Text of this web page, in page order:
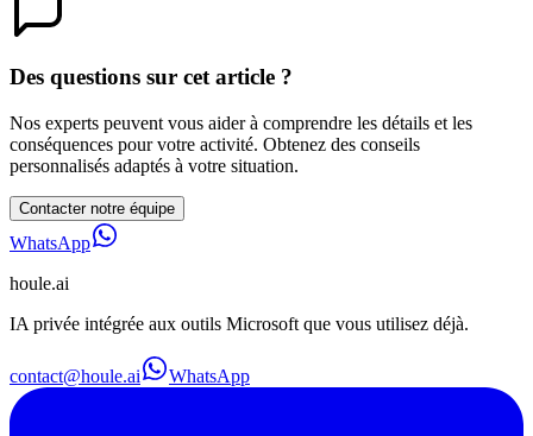
Des questions sur cet article ?
Nos experts peuvent vous aider à comprendre les détails et les
conséquences pour votre activité. Obtenez des conseils
personnalisés adaptés à votre situation.
Contacter notre équipe
WhatsApp
houle.ai
IA privée intégrée aux outils Microsoft que vous utilisez déjà.
contact@houle.ai WhatsApp